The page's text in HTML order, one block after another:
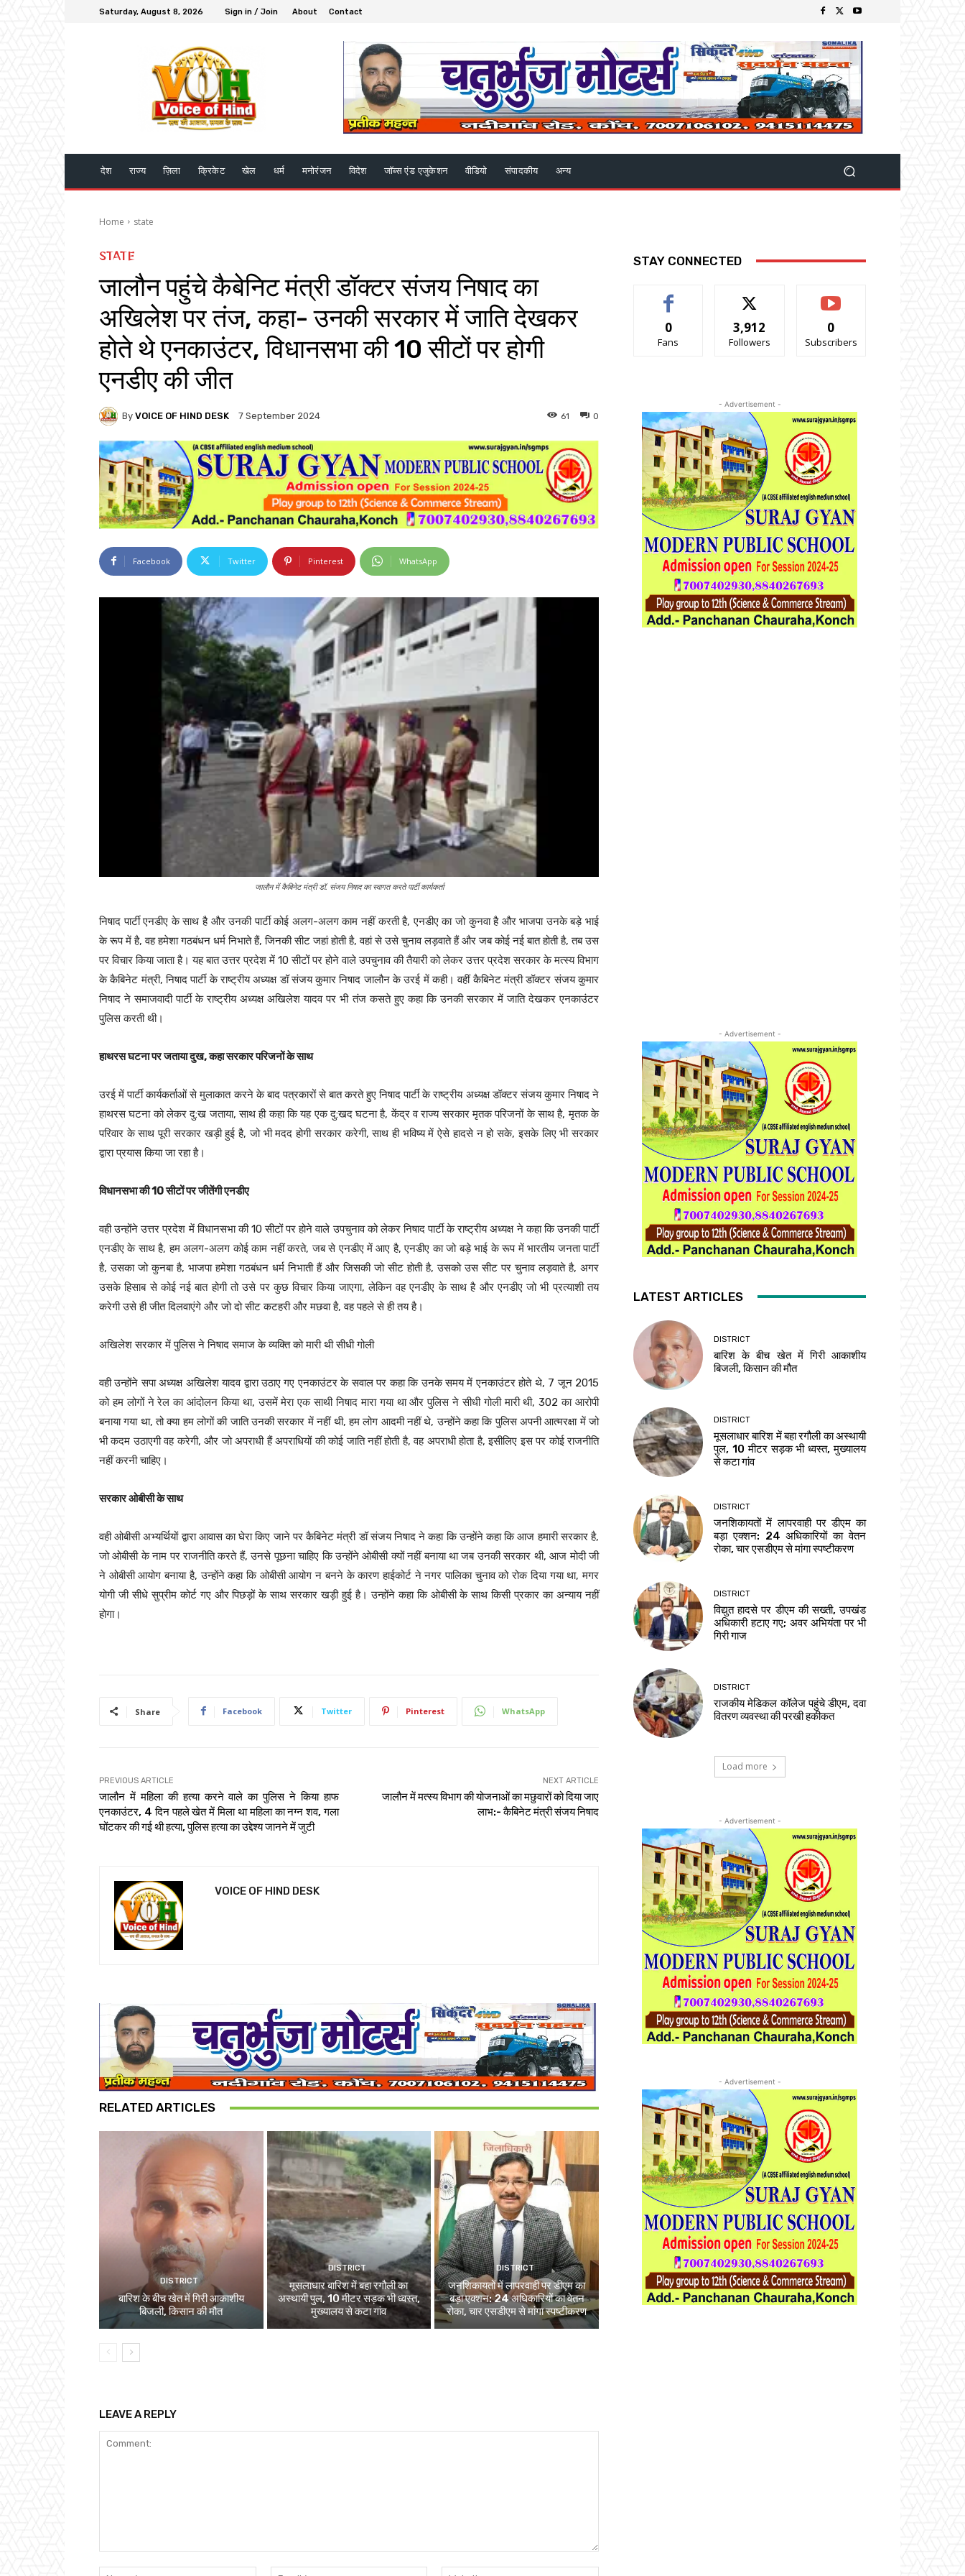
Saturday, August 8, 2026 Sign in / Join About Contact
देश राज्य ज़िला क्रिकेट खेल धर्म मनोरंजन विदेश जॉब्स एंड एजुकेशन वीडियो संपादकीय अन्य
Home state
STATE
जालौन पहुंचे कैबेनिट मंत्री डॉक्टर संजय निषाद का
अखिलेश पर तंज, कहा- उनकी सरकार में जाति देखकर
होते थे एनकाउंटर, विधानसभा की 10 सीटों पर होगी
एनडीए की जीत
By VOICE OF HIND DESK 7 September 2024 0
61
Facebook Twitter Pinterest WhatsApp
जालौन में कैबिनेट मंत्री डॉ. संजय निषाद का स्वागत करते पार्टी कार्यकर्ता
निषाद पार्टी एनडीए के साथ है और उनकी पार्टी कोई अलग-अलग काम नहीं करती है, एनडीए का जो कुनवा है और भाजपा उनके बड़े भाई
के रूप में है, वह हमेशा गठबंधन धर्म निभाते हैं, जिनकी सीट जहां होती है, वहां से उसे चुनाव लड़वाते हैं और जब कोई नई बात होती है, तब उस
पर विचार किया जाता है। यह बात उत्तर प्रदेश में 10 सीटों पर होने वाले उपचुनाव की तैयारी को लेकर उत्तर प्रदेश सरकार के मत्स्य विभाग
के कैबिनेट मंत्री, निषाद पार्टी के राष्ट्रीय अध्यक्ष डॉ संजय कुमार निषाद जालौन के उरई में कही। वहीं कैबिनेट मंत्री डॉक्टर संजय कुमार
निषाद ने समाजवादी पार्टी के राष्ट्रीय अध्यक्ष अखिलेश यादव पर भी तंज कसते हुए कहा कि उनकी सरकार में जाति देखकर एनकाउंटर
पुलिस करती थी।
हाथरस घटना पर जताया दुख, कहा सरकार परिजनों के साथ
उरई में पार्टी कार्यकर्ताओं से मुलाकात करने के बाद पत्रकारों से बात करते हुए निषाद पार्टी के राष्ट्रीय अध्यक्ष डॉक्टर संजय कुमार निषाद ने
हाथरस घटना को लेकर दु:ख जताया, साथ ही कहा कि यह एक दु:खद घटना है, केंद्र व राज्य सरकार मृतक परिजनों के साथ है, मृतक के
परिवार के साथ पूरी सरकार खड़ी हुई है, जो भी मदद होगी सरकार करेगी, साथ ही भविष्य में ऐसे हादसे न हो सके, इसके लिए भी सरकार
द्वारा प्रयास किया जा रहा है।
विधानसभा की 10 सीटों पर जीतेंगी एनडीए
वही उन्होंने उत्तर प्रदेश में विधानसभा की 10 सीटों पर होने वाले उपचुनाव को लेकर निषाद पार्टी के राष्ट्रीय अध्यक्ष ने कहा कि उनकी पार्टी
एनडीए के साथ है, हम अलग-अलग कोई काम नहीं करते, जब से एनडीए में आए है, एनडीए का जो बड़े भाई के रूप में भारतीय जनता पार्टी
है, उसका जो कुनबा है, भाजपा हमेशा गठबंधन धर्म निभाती हैं और जिसकी जो सीट होती है, उसको उस सीट पर चुनाव लड़वाते है, अगर
उसके हिसाब से कोई नई बात होगी तो उसे पर कुछ विचार किया जाएगा, लेकिन वह एनडीए के साथ है और एनडीए जो भी प्रत्याशी तय
करेगी उसे ही जीत दिलवाएंगे और जो दो सीट कटहरी और मछवा है, वह पहले से ही तय है।
अखिलेश सरकार में पुलिस ने निषाद समाज के व्यक्ति को मारी थी सीधी गोली
वही उन्होंने सपा अध्यक्ष अखिलेश यादव द्वारा उठाए गए एनकाउंटर के सवाल पर कहा कि उनके समय में एनकाउंटर होते थे, 7 जून 2015
को हम लोगों ने रेल का आंदोलन किया था, उसमें मेरा एक साथी निषाद मारा गया था और पुलिस ने सीधी गोली मारी थी, 302 का आरोपी
बनाया गया था, तो क्या हम लोगों की जाति उनकी सरकार में नहीं थी, हम लोग आदमी नहीं थे, उन्होंने कहा कि पुलिस अपनी आत्मरक्षा में जो
भी कदम उठाएगी वह करेगी, और जो अपराधी हैं अपराधियों की कोई जाति नहीं होती है, वह अपराधी होता है, इसीलिए इस पर कोई राजनीति
नहीं करनी चाहिए।
सरकार ओबीसी के साथ
वही ओबीसी अभ्यर्थियों द्वारा आवास का घेरा किए जाने पर कैबिनेट मंत्री डॉ संजय निषाद ने कहा कि उन्होंने कहा कि आज हमारी सरकार है,
जो ओबीसी के नाम पर राजनीति करते हैं, उनसे पूछना चाहिए कि उन्होंने ओबीसी क्यों नहीं बनाया था जब उनकी सरकार थी, आज मोदी जी
ने ओबीसी आयोग बनाया है, उन्होंने कहा कि ओबीसी आयोग न बनने के कारण हाईकोर्ट ने नगर पालिका चुनाव को रोक दिया गया था, मगर
योगी जी सीधे सुप्रीम कोर्ट गए और पिछड़ों के साथ सरकार खड़ी हुई है। उन्होंने कहा कि ओबीसी के साथ किसी प्रकार का अन्याय नहीं
होगा।
Share Facebook Twitter Pinterest WhatsApp
PREVIOUS ARTICLE
जालौन में महिला की हत्या करने वाले का पुलिस ने किया हाफ
एनकाउंटर, 4 दिन पहले खेत में मिला था महिला का नग्न शव, गला
घोंटकर की गई थी हत्या, पुलिस हत्या का उद्देश्य जानने में जुटी
NEXT ARTICLE
जालौन में मत्स्य विभाग की योजनाओं का मछुवारों को दिया जाए
लाभ:- कैबिनेट मंत्री संजय निषाद
VOICE OF HIND DESK
RELATED ARTICLES
DISTRICT
बारिश के बीच खेत में गिरी आकाशीय
बिजली, किसान की मौत
DISTRICT
मूसलाधार बारिश में बहा रगौली का
अस्थायी पुल, 10 मीटर सड़क भी ध्वस्त,
मुख्यालय से कटा गांव
DISTRICT
जनशिकायतों में लापरवाही पर डीएम का
बड़ा एक्शन: 24 अधिकारियों का वेतन
रोका, चार एसडीएम से मांगा स्पष्टीकरण
LEAVE A REPLY
Name:*
Email:*
STAY CONNECTED
0
Fans
3,912
Followers
0
Subscribers
- Advertisement -
- Advertisement -
LATEST ARTICLES
DISTRICT
बारिश के बीच खेत में गिरी आकाशीय
बिजली, किसान की मौत
DISTRICT
मूसलाधार बारिश में बहा रगौली का अस्थायी
पुल, 10 मीटर सड़क भी ध्वस्त, मुख्यालय
से कटा गांव
DISTRICT
जनशिकायतों में लापरवाही पर डीएम का
बड़ा एक्शन: 24 अधिकारियों का वेतन
रोका, चार एसडीएम से मांगा स्पष्टीकरण
DISTRICT
विद्युत हादसे पर डीएम की सख्ती, उपखंड
अधिकारी हटाए गए; अवर अभियंता पर भी
गिरी गाज
DISTRICT
राजकीय मेडिकल कॉलेज पहुंचे डीएम, दवा
वितरण व्यवस्था की परखी हकीकत
Load more
- Advertisement -
- Advertisement -